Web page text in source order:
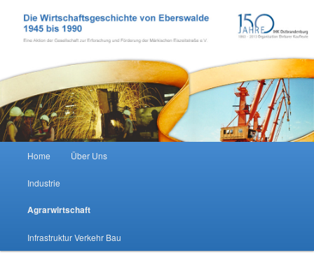
Wirtschaftsgeschichte Eberswalde
Home Über Uns
Industrie
Agrarwirtschaft
Infrastruktur Verkehr Bau